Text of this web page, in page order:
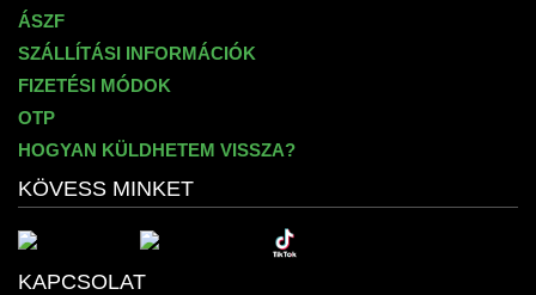
ÁSZF
SZÁLLÍTÁSI INFORMÁCIÓK
FIZETÉSI MÓDOK
OTP
HOGYAN KÜLDHETEM VISSZA?
KÖVESS MINKET
KAPCSOLAT